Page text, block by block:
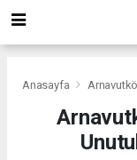
Anasayfa